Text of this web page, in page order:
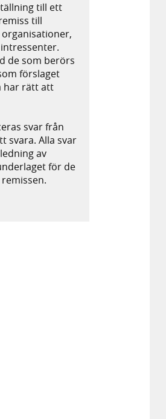
till ett
till
de som berörs
förslaget
har rätt att
svar från
svara. Alla svar
av
för de